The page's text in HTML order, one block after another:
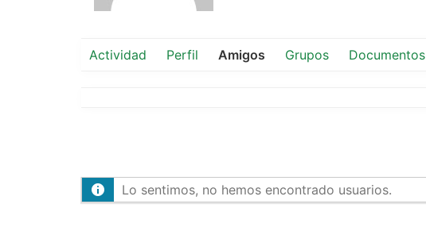
Actividad Perfil Amigos Grupos Documentos
Lo sentimos, no hemos encontrado usuarios.